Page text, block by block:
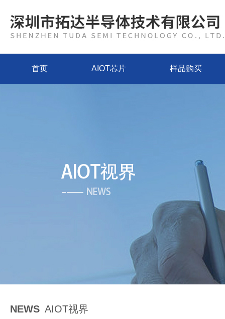
首页 AIOT芯片 样品购买
NEWS AIOT视界